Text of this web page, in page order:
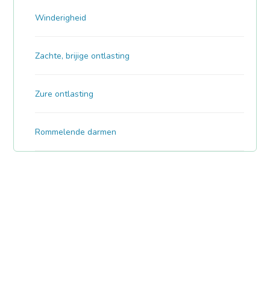
Winderigheid
Zachte, brijige ontlasting
Zure ontlasting
Rommelende darmen